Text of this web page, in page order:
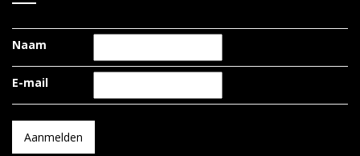
Naam
E-mail